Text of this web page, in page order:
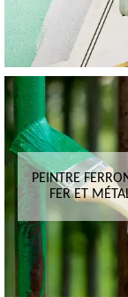
PEINTRE
FER ET